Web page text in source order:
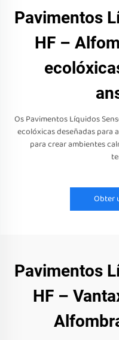
Pavimentos
HF –
Os Pavimentos Líquidos
ecolóxicas deseñadas para
para crear ambientes
Obter
Pavimentos
HF –